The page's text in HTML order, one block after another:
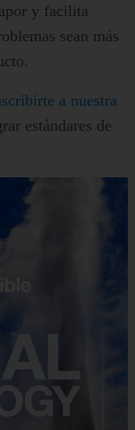
y facilita
sean más
a nuestra
estándares de